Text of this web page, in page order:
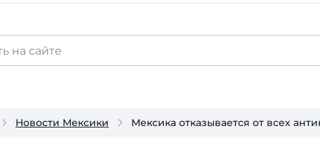
Новости Мексики Мексика отказывается от всех